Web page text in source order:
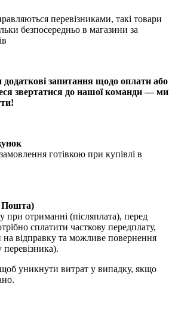
перевізниками, такі товари
безпосередньо в магазини за
запитання щодо оплати або
звертатися до нашої команди — ми
готівкою при купівлі в
Пошта)
при отриманні (післяплата), перед
сплатити часткову передплату,
на відправку та можливе повернення
перевізника).
уникнути витрат у випадку, якщо